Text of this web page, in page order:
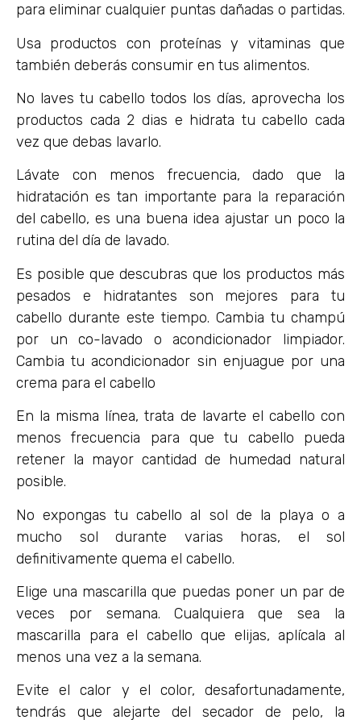
para eliminar cualquier puntas dañadas o partidas.
Usa productos con proteínas y vitaminas que
también deberás consumir en tus alimentos.
No laves tu cabello todos los días, aprovecha los
productos cada 2 dias e hidrata tu cabello cada
vez que debas lavarlo.
Lávate con menos frecuencia, dado que la
hidratación es tan importante para la reparación
del cabello, es una buena idea ajustar un poco la
rutina del día de lavado.
Es posible que descubras que los productos más
pesados e hidratantes son mejores para tu
cabello durante este tiempo. Cambia tu champú
por un co-lavado o acondicionador limpiador.
Cambia tu acondicionador sin enjuague por una
crema para el cabello
En la misma línea, trata de lavarte el cabello con
menos frecuencia para que tu cabello pueda
retener la mayor cantidad de humedad natural
posible.
No expongas tu cabello al sol de la playa o a
mucho sol durante varias horas, el sol
definitivamente quema el cabello.
Elige una mascarilla que puedas poner un par de
veces por semana. Cualquiera que sea la
mascarilla para el cabello que elijas, aplícala al
menos una vez a la semana.
Evite el calor y el color, desafortunadamente,
tendrás que alejarte del secador de pelo, la